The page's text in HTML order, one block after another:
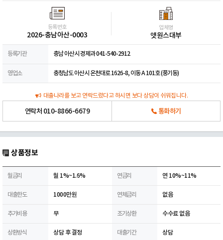
등록번호
2026-충남아산-0003
업체명
앳원스대부
등록기관 충남 아산시 경제과 041-540-2912
영업소 충청남도 아산시 온천대로 1626-8, 이동 A 101호 (풍기동)
대출나라를 보고 연락드렸다고 하시면 보다 상담이 쉬워집니다.
연락처 010-8866-6679 통화하기
상품정보
월금리 월 1%~1.6% 연금리 연 10%~11%
대출한도 1000만원 연체금리 없음
추가비용 무 조기상환 수수료 없음
상환방식 상담 후 결정 대출기간 상담